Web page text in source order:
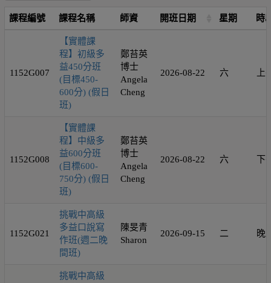
課程編號 課程名稱 師資 開班日期 星期 時
1152G007
【實體課
程】初級多
益450分班
(目標450-
600分) (假日
班)
鄭苔英
博士
Angela
Cheng
2026-08-22 六 上
1152G008
【實體課
程】中級多
益600分班
(目標600-
750分) (假日
班)
鄭苔英
博士
Angela
Cheng
2026-08-22 六 下
1152G021
挑戰中高級
多益口說寫
作班(週二晚
間班)
陳旻青
Sharon
2026-09-15 二 晚
挑戰中高級